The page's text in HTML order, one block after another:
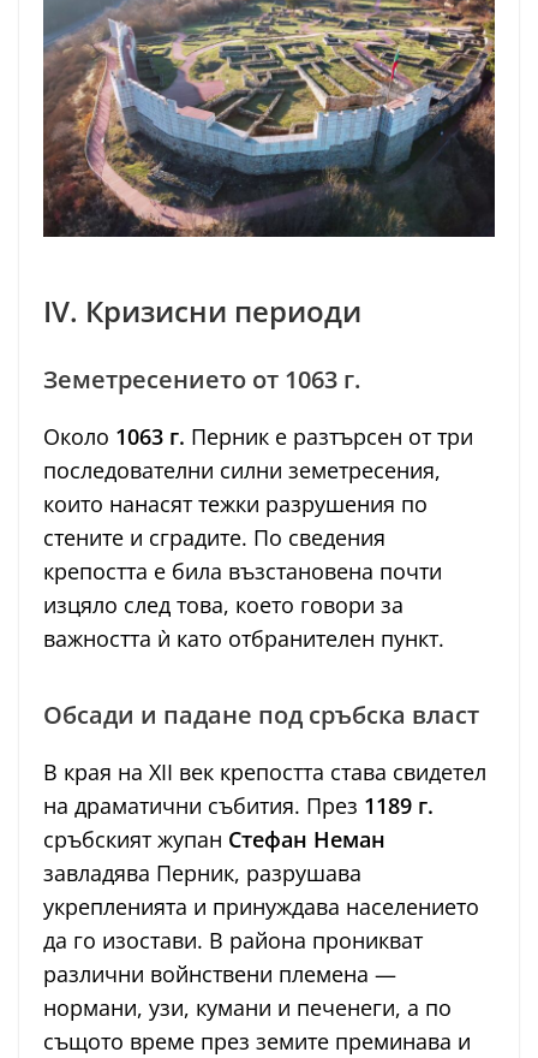
IV. Кризисни периоди
Земетресението от 1063 г.
Около 1063 г. Перник е разтърсен от три
последователни силни земетресения,
които нанасят тежки разрушения по
стените и сградите. По сведения
крепостта е била възстановена почти
изцяло след това, което говори за
важността ѝ като отбранителен пункт.
Обсади и падане под сръбска власт
В края на XII век крепостта става свидетел
на драматични събития. През 1189 г.
сръбският жупан Стефан Неман
завладява Перник, разрушава
укрепленията и принуждава населението
да го изостави. В района проникват
различни войнствени племена —
нормани, узи, кумани и печенеги, а по
същото време през земите преминава и